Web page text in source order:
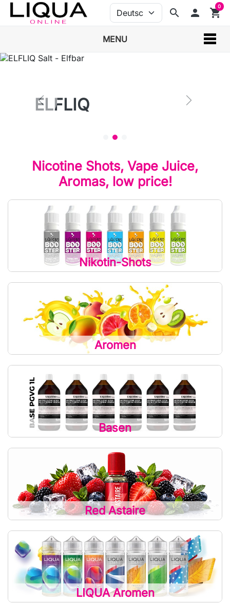
search person shopping_cart
0
MENU
ELFLIQ
Nicotine Shots, Vape Juice,
Aromas, low price!
Nikotin-Shots
Aromen
Basen
Red Astaire
LIQUA Aromen